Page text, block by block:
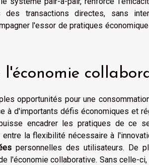
transactions directes, sans
l'essor de pratiques
opportunités pour une
d'importants défis économiques et
encadrer les pratiques de ce
entre la flexibilité nécessaire à
personnelles des utilisateurs. De
l'économie collaborative. Sans celle-